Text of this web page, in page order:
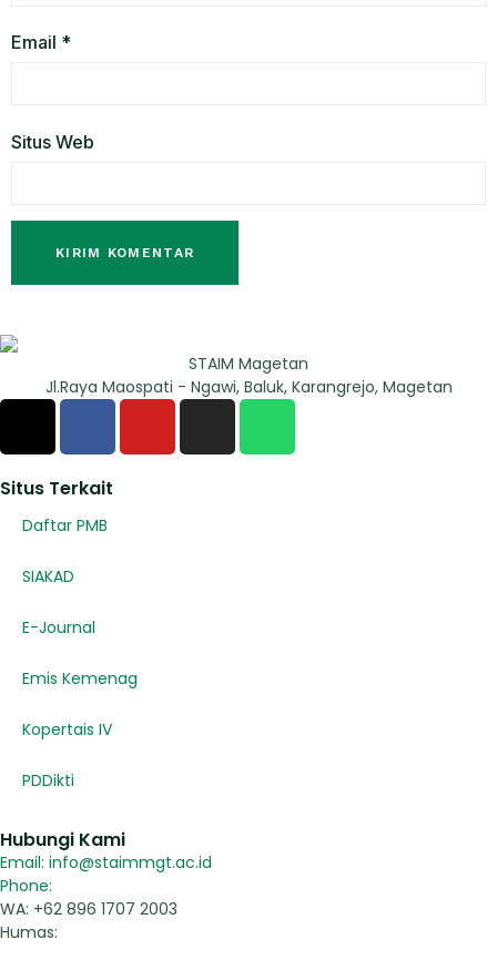
Email *
Situs Web
STAIM Magetan
Jl.Raya Maospati - Ngawi, Baluk, Karangrejo, Magetan
Situs Terkait
Daftar PMB
SIAKAD
E-Journal
Emis Kemenag
Kopertais IV
PDDikti
Hubungi Kami
Email: info@staimmgt.ac.id
Phone:
WA: +62 896 1707 2003
Humas: